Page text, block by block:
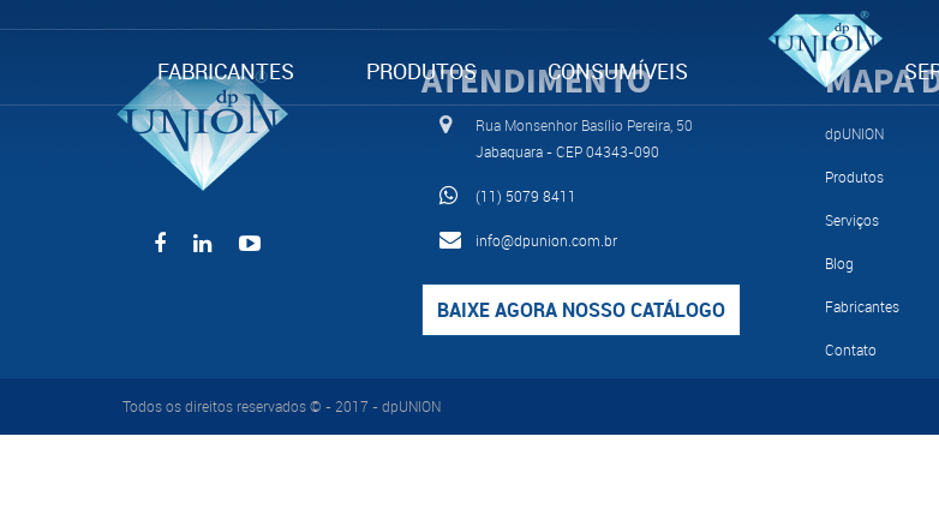
FABRICANTES PRODUTOS CONSUMÍVEIS
ATENDIMENTO
Rua Monsenhor Basílio Pereira, 50
Jabaquara - CEP 04343-090
(11) 5079 8411
info@dpunion.com.br
BAIXE AGORA NOSSO CATÁLOGO
MAPA
dpUNION
Produtos
Serviços
Blog
Fabricantes
Contato
Todos os direitos reservados © - 2017 - dpUNION